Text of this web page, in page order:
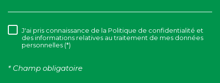
RÈGLEMENTATION
J'ai pris connaissance de la Politique de confidentialité et
des informations relatives au traitement de mes données
personnelles (*)
* Champ obligatoire